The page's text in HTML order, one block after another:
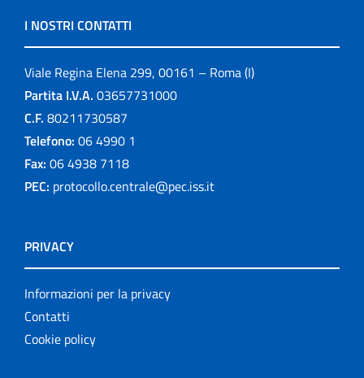
I NOSTRI CONTATTI
Viale Regina Elena 299, 00161 – Roma (I)
Partita I.V.A. 03657731000
C.F. 80211730587
Telefono: 06 4990 1
Fax: 06 4938 7118
PEC: protocollo.centrale@pec.iss.it
PRIVACY
Informazioni per la privacy
Contatti
Cookie policy